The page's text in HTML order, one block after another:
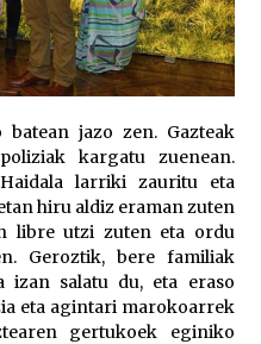
batean jazo zen. Gazteak
kargatu zuenean.
larriki zauritu eta
hiru aldiz eraman zuten
libre utzi zuten eta ordu
Geroztik, bere familiak
salatu du, eta eraso
eta agintari marokoarrek
gertukoek eginiko